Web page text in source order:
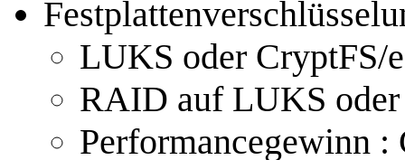
LUKS oder CryptFS/
RAID auf LUKS
Performancegewinn :